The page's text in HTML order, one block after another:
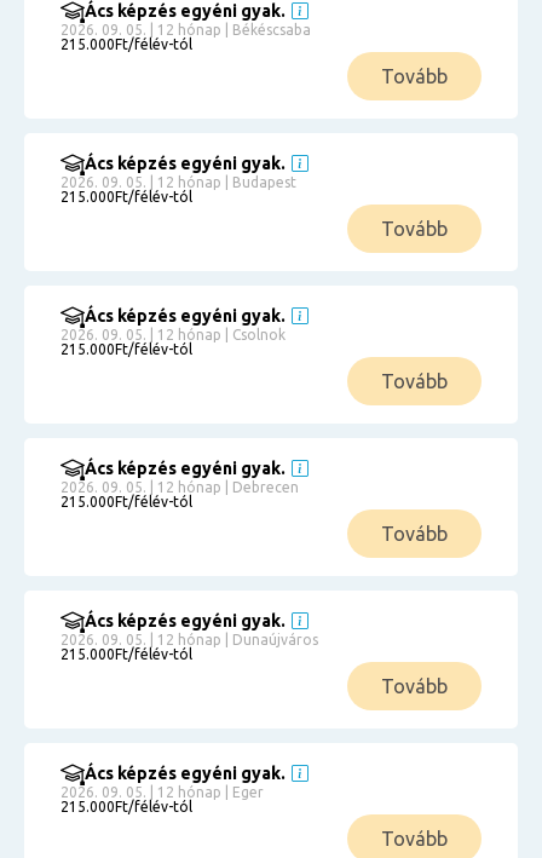
Ács képzés egyéni gyak.
2026. 09. 05. | 12 hónap | Békéscsaba
215.000Ft/félév-tól
Tovább
Ács képzés egyéni gyak.
2026. 09. 05. | 12 hónap | Budapest
215.000Ft/félév-tól
Tovább
Ács képzés egyéni gyak.
2026. 09. 05. | 12 hónap | Csolnok
215.000Ft/félév-tól
Tovább
Ács képzés egyéni gyak.
2026. 09. 05. | 12 hónap | Debrecen
215.000Ft/félév-tól
Tovább
Ács képzés egyéni gyak.
2026. 09. 05. | 12 hónap | Dunaújváros
215.000Ft/félév-tól
Tovább
Ács képzés egyéni gyak.
2026. 09. 05. | 12 hónap | Eger
215.000Ft/félév-tól
Tovább